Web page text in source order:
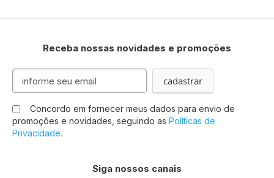
Receba nossas novidades e promoções
Inscreva-
nossa
Newsletter:
cadastrar
Concordo em fornecer meus dados para envio de
promoções e novidades, seguindo as Políticas de
Privacidade.
Siga nossos canais